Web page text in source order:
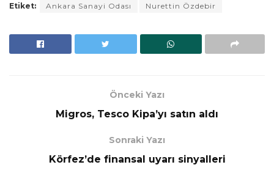
Etiket: Ankara Sanayi Odası Nurettin Özdebir
Önceki Yazı
Migros, Tesco Kipa’yı satın aldı
Sonraki Yazı
Körfez’de finansal uyarı sinyalleri